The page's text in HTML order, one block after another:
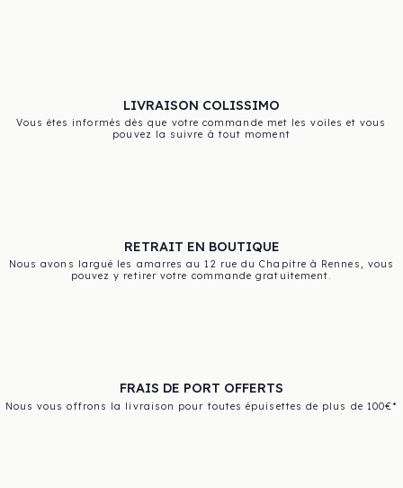
LIVRAISON COLISSIMO
Vous êtes informés dès que votre commande met les voiles et vous
pouvez la suivre à tout moment
RETRAIT EN BOUTIQUE
Nous avons largué les amarres au 12 rue du Chapitre à Rennes, vous
pouvez y retirer votre commande gratuitement.
FRAIS DE PORT OFFERTS
Nous vous offrons la livraison pour toutes épuisettes de plus de 100€*